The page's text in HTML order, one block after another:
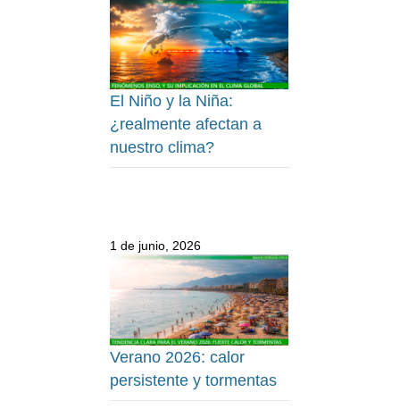
El Niño y la Niña:
¿realmente afectan a
nuestro clima?
1 de junio, 2026
Verano 2026: calor
persistente y tormentas